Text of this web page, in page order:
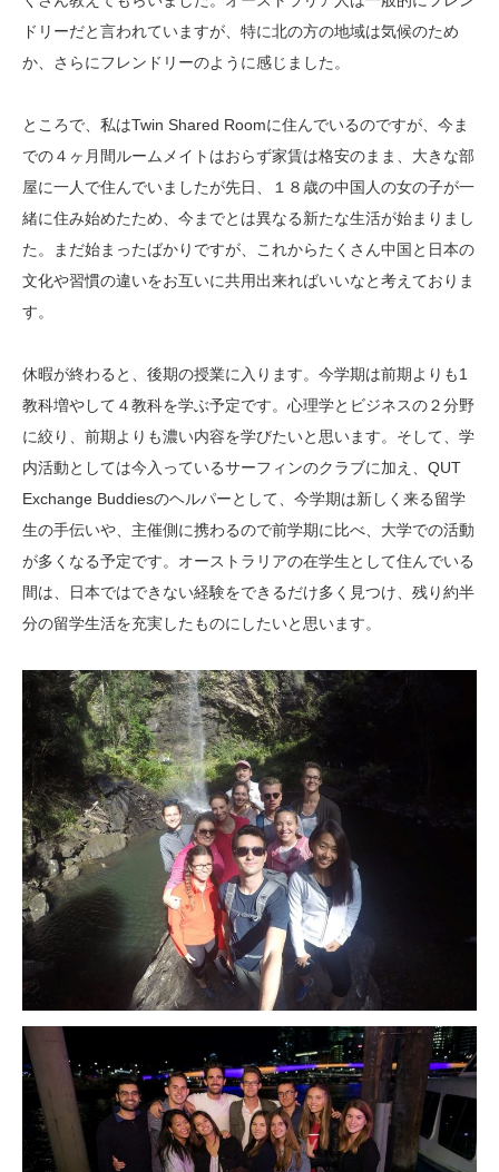
ドリーだと言われていますが、特に北の方の地域は気候のため
か、さらにフレンドリーのように感じました。
ところで、私はTwin Shared Roomに住んでいるのですが、今ま
での４ヶ月間ルームメイトはおらず家賃は格安のまま、大きな部
屋に一人で住んでいましたが先日、１８歳の中国人の女の子が一
緒に住み始めたため、今までとは異なる新たな生活が始まりまし
た。まだ始まったばかりですが、これからたくさん中国と日本の
文化や習慣の違いをお互いに共用出来ればいいなと考えておりま
す。
休暇が終わると、後期の授業に入ります。今学期は前期よりも1
教科増やして４教科を学ぶ予定です。心理学とビジネスの２分野
に絞り、前期よりも濃い内容を学びたいと思います。そして、学
内活動としては今入っているサーフィンのクラブに加え、QUT
Exchange Buddiesのヘルパーとして、今学期は新しく来る留学
生の手伝いや、主催側に携わるので前学期に比べ、大学での活動
が多くなる予定です。オーストラリアの在学生として住んでいる
間は、日本ではできない経験をできるだけ多く見つけ、残り約半
分の留学生活を充実したものにしたいと思います。